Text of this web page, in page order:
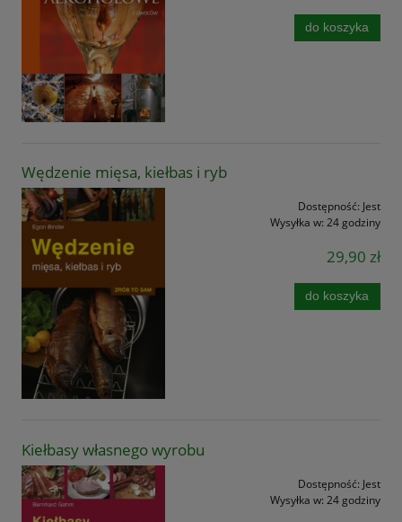
do koszyka
Wędzenie mięsa, kiełbas i ryb
Dostępność: Jest
Wysyłka w: 24 godziny
29,90 zł
do koszyka
Kiełbasy własnego wyrobu
Dostępność: Jest
Wysyłka w: 24 godziny